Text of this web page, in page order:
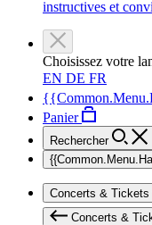
instructives et
Choisissez votre
EN DE FR
Panier
Rechercher
Concerts & Tickets
Concerts &